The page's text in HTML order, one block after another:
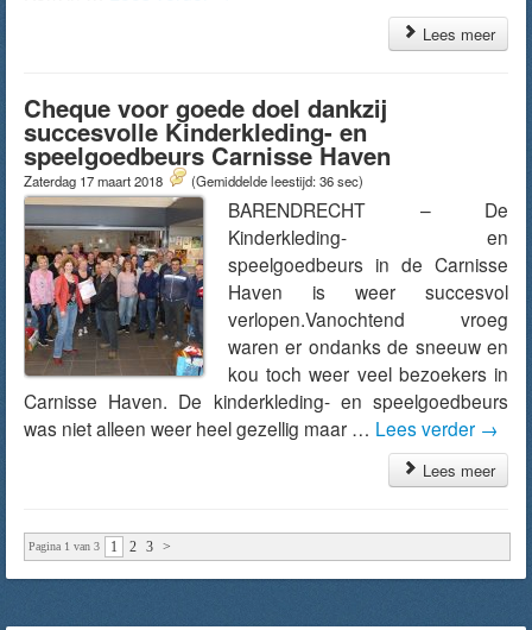
Lees meer
Cheque voor goede doel dankzij
succesvolle Kinderkleding- en
speelgoedbeurs Carnisse Haven
Zaterdag 17 maart 2018 (Gemiddelde leestijd: 36 sec)
BARENDRECHT – De
Kinderkleding- en
speelgoedbeurs in de Carnisse
Haven is weer succesvol
verlopen.Vanochtend vroeg
waren er ondanks de sneeuw en
kou toch weer veel bezoekers in
Carnisse Haven. De kinderkleding- en speelgoedbeurs
was niet alleen weer heel gezellig maar … Lees verder →
Lees meer
Pagina 1 van 3 1 2 3 >